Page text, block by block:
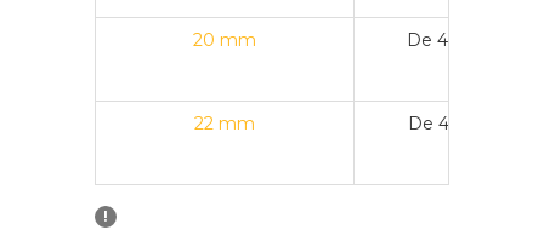
20 mm De 40 mm a
22 mm De 43 mm a
!